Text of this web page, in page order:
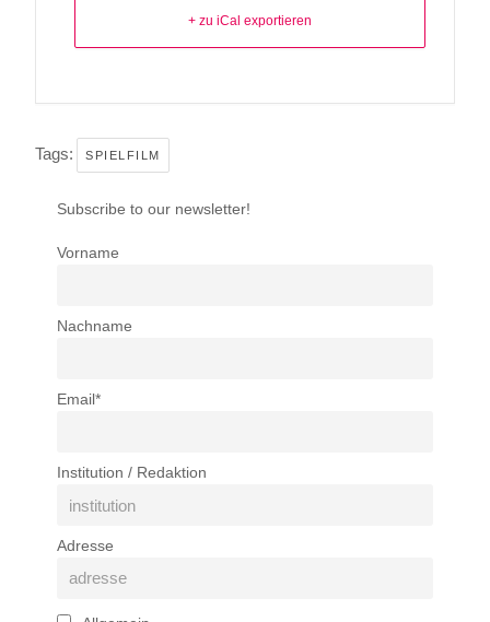
+ zu iCal exportieren
Tags: SPIELFILM
Subscribe to our newsletter!
Vorname
Nachname
Email*
Institution / Redaktion
Adresse